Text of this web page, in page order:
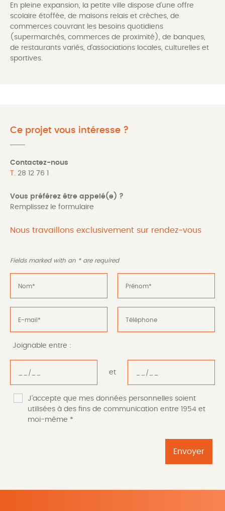
En pleine expansion, la petite ville dispose d’une offre
scolaire étoffée, de maisons relais et crèches, de
commerces couvrant les besoins quotidiens
(supermarchés, commerces de proximité), de banques,
de restaurants variés, d’associations locales, culturelles et
sportives.
Ce projet vous intéresse ?
Contactez-nous
T. 28 12 76 1
Vous préférez être appelé(e) ?
Remplissez le formulaire
Nous travaillons exclusivement sur rendez-vous
Fields marked with an *are required
Joignable entre :
et
J'accepte que mes données personnelles soient
utilisées à des fins de communication entre 1954 et
moi-même *